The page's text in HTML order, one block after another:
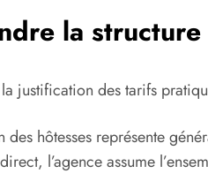
la
justification des tarifs
des hôtesses représente
l’agence assume